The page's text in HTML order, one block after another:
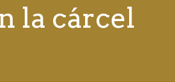
la cárcel